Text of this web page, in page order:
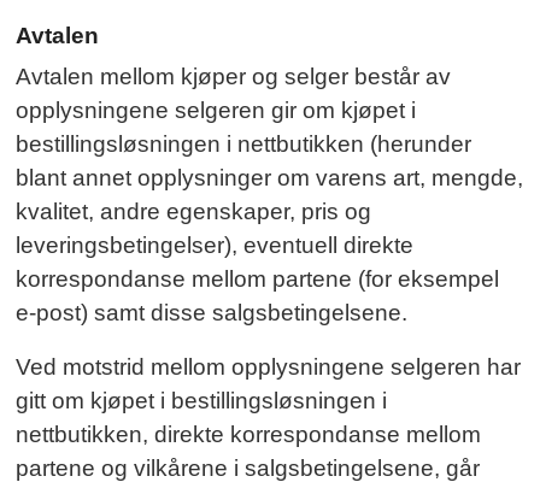
Avtalen
Avtalen mellom kjøper og selger består av
opplysningene selgeren gir om kjøpet i
bestillingsløsningen i nettbutikken (herunder
blant annet opplysninger om varens art, mengde,
kvalitet, andre egenskaper, pris og
leveringsbetingelser), eventuell direkte
korrespondanse mellom partene (for eksempel
e-post) samt disse salgsbetingelsene.
Ved motstrid mellom opplysningene selgeren har
gitt om kjøpet i bestillingsløsningen i
nettbutikken, direkte korrespondanse mellom
partene og vilkårene i salgsbetingelsene, går